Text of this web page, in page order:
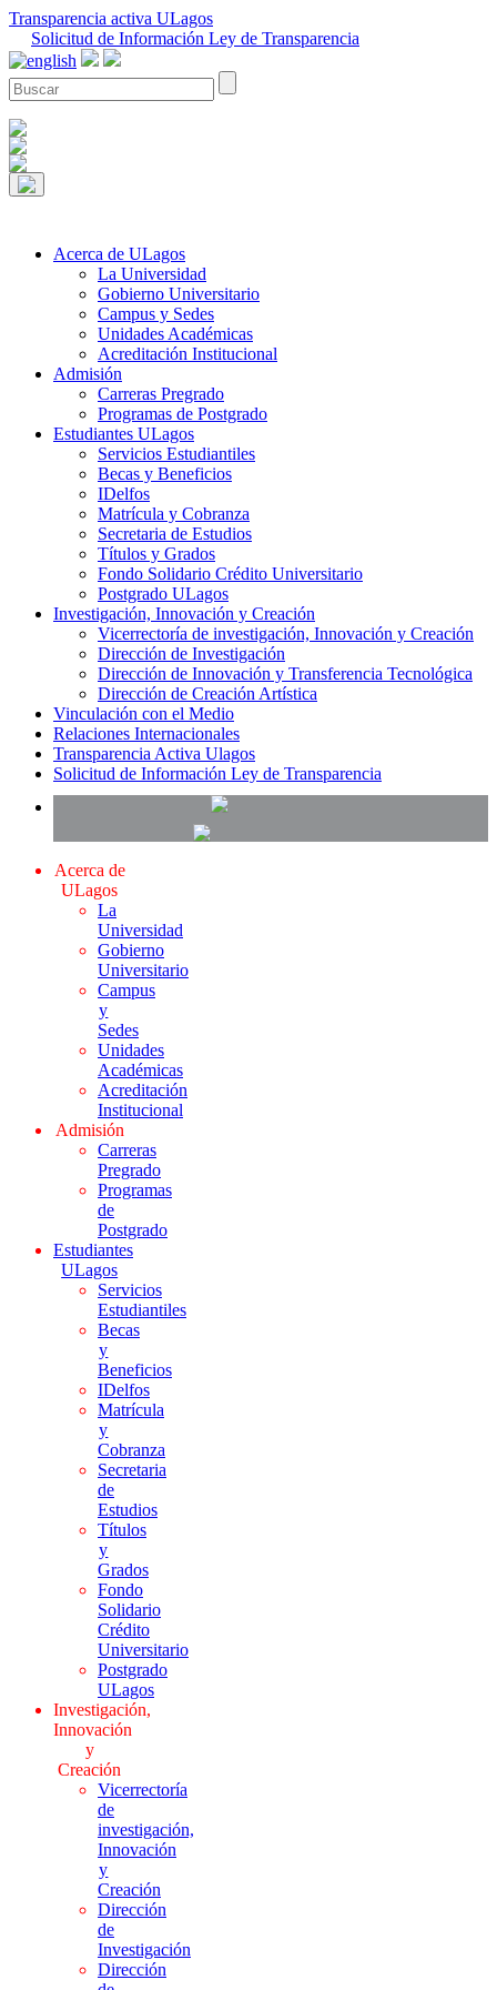
Transparencia activa ULagos
Solicitud de Información Ley de Transparencia
Acerca de ULagos
La Universidad
Gobierno Universitario
Campus y Sedes
Unidades Académicas
Acreditación Institucional
Admisión
Carreras Pregrado
Programas de Postgrado
Estudiantes ULagos
Servicios Estudiantiles
Becas y Beneficios
IDelfos
Matrícula y Cobranza
Secretaria de Estudios
Títulos y Grados
Fondo Solidario Crédito Universitario
Postgrado ULagos
Investigación, Innovación y Creación
Vicerrectoría de investigación, Innovación y Creación
Dirección de Investigación
Dirección de Innovación y Transferencia Tecnológica
Dirección de Creación Artística
Vinculación con el Medio
Relaciones Internacionales
Transparencia Activa Ulagos
Solicitud de Información Ley de Transparencia
Acerca de
ULagos
La
Universidad
Gobierno
Universitario
Campus
y
Sedes
Unidades
Académicas
Acreditación
Institucional
Admisión
Carreras
Pregrado
Programas
de
Postgrado
Estudiantes
ULagos
Servicios
Estudiantiles
Becas
y
Beneficios
IDelfos
Matrícula
y
Cobranza
Secretaria
de
Estudios
Títulos
y
Grados
Fondo
Solidario
Crédito
Universitario
Postgrado
ULagos
Investigación,
Innovación
y
Creación
Vicerrectoría
de
investigación,
Innovación
y
Creación
Dirección
de
Investigación
Dirección